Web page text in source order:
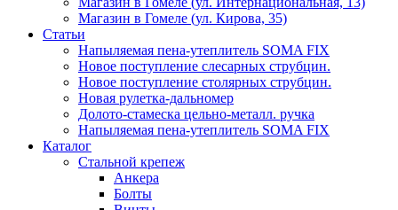
Магазин в Гомеле (ул. Кирова, 35)
Статьи
Напыляемая пена-утеплитель SOMA FIX
Новое поступление слесарных струбцин.
Новое поступление столярных струбцин.
Новая рулетка-дальномер
Долото-стамеска цельно-металл. ручка
Напыляемая пена-утеплитель SOMA FIX
Каталог
Стальной крепеж
Анкера
Болты